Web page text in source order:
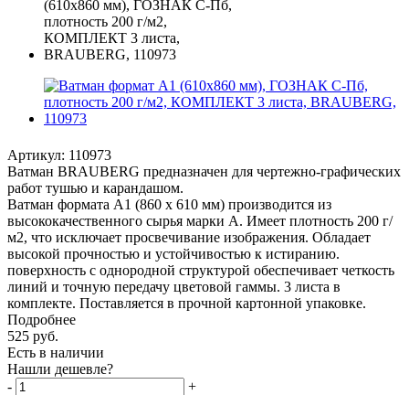
Артикул: 110973
Ватман BRAUBERG предназначен для чертежно-графических
работ тушью и карандашом.
Ватман формата А1 (860 х 610 мм) производится из
высококачественного сырья марки А. Имеет плотность 200 г/
м2, что исключает просвечивание изображения. Обладает
высокой прочностью и устойчивостью к истиранию.
поверхность c однородной структурой обеспечивает четкость
линий и точную передачу цветовой гаммы. 3 листа в
комплекте. Поставляется в прочной картонной упаковке.
Подробнее
525 руб.
Есть в наличии
Нашли дешевле?
-
+